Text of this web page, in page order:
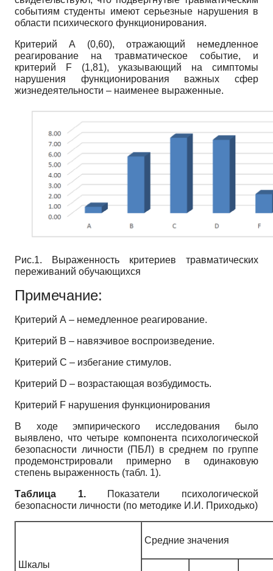
событиям студенты имеют серьезные нарушения в
области психического функционирования.
Критерий А (0,60), отражающий немедленное
реагирование на травматическое событие, и
критерий F (1,81), указывающий на симптомы
нарушения функционирования важных сфер
жизнедеятельности – наименее выраженные.
Рис.1. Выраженность критериев травматических
переживаний обучающихся
Примечание:
Критерий А – немедленное реагирование.
Критерий В – навязчивое воспроизведение.
Критерий С – избегание стимулов.
Критерий D – возрастающая возбудимость.
Критерий F нарушения функционирования
В ходе эмпирического исследования было
выявлено, что четыре компонента психологической
безопасности личности (ПБЛ) в среднем по группе
продемонстрировали примерно в одинаковую
степень выраженность (табл. 1).
Таблица 1.Показатели психологической
безопасности личности (по методике И.И. Приходько)
Шкалы
Средние значения